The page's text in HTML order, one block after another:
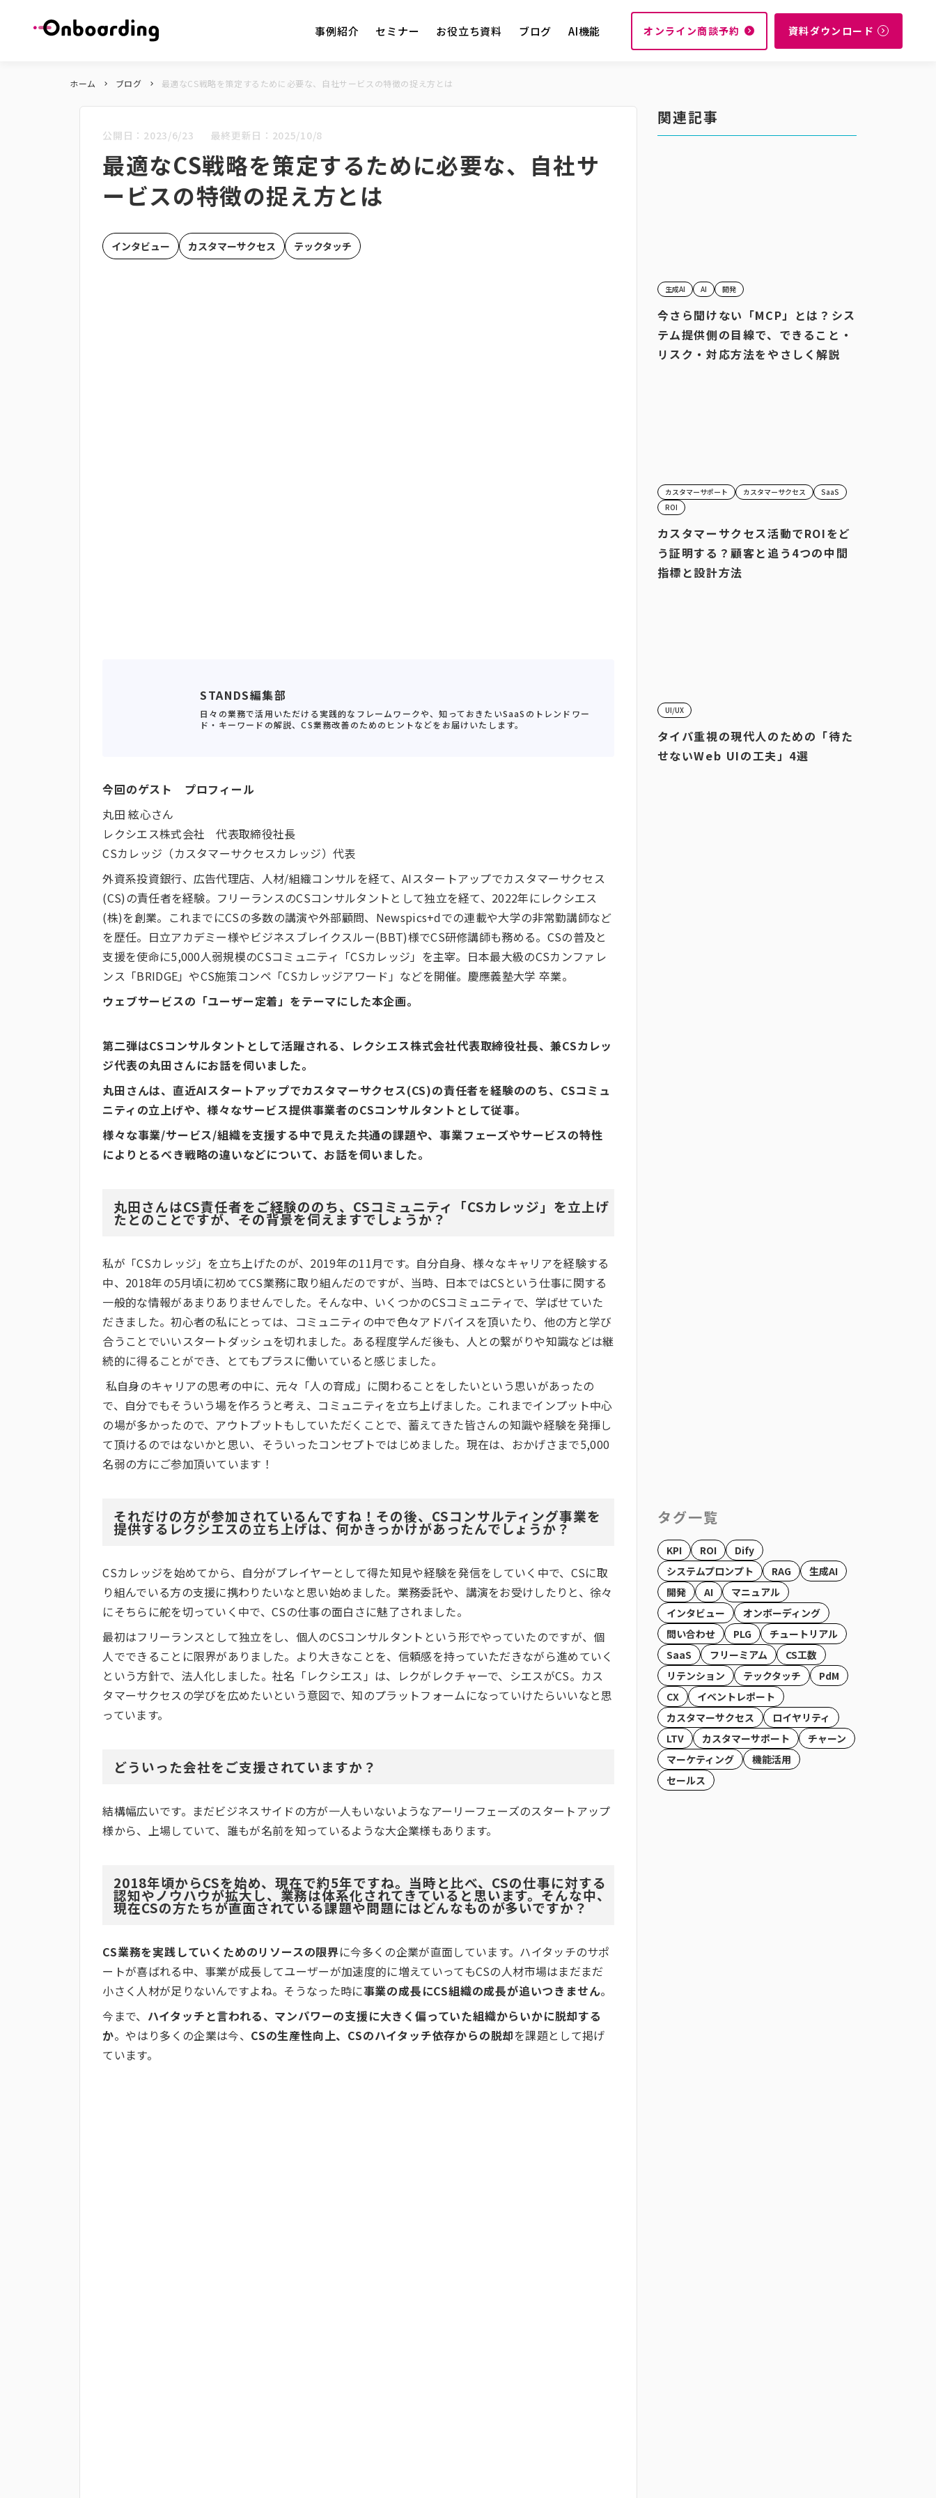
事例紹介 セミナー お役立ち資料 ブログ AI機能 オンライン商談予約 navigate_next 資料ダウンロード navigate_next
ホーム keyboard_arrow_right ブログ keyboard_arrow_right 最適なCS戦略を策定するために必要な、自社サービスの特徴の捉え方とは
公開日： 2023/6/23 最終更新日： 2025/10/8
最適なCS戦略を策定するために必要な、自社サ
ービスの特徴の捉え方とは
インタビュー カスタマーサクセス テックタッチ
STANDS編集部
日々の業務で活用いただける実践的なフレームワークや、知っておきたいSaaSのトレンドワー
ド・キーワードの解説、CS業務改善のためのヒントなどをお届けいたします。
今回のゲスト プロフィール
丸田 絃心さん
レクシエス株式会社 代表取締役社長
CSカレッジ（カスタマーサクセスカレッジ）代表
外資系投資銀行、広告代理店、人材/組織コンサルを経て、AIスタートアップでカスタマーサクセス
(CS)の責任者を経験。フリーランスのCSコンサルタントとして独立を経て、2022年にレクシエス
(株)を創業。これまでにCSの多数の講演や外部顧問、Newspics+dでの連載や大学の非常勤講師など
を歴任。日立アカデミー様やビジネスブレイクスルー(BBT)様でCS研修講師も務める。CSの普及と
支援を使命に5,000人弱規模のCSコミュニティ「CSカレッジ」を主宰。日本最大級のCSカンファレ
ンス「BRIDGE」やCS施策コンペ「CSカレッジアワード」などを開催。慶應義塾大学 卒業。
ウェブサービスの「ユーザー定着」をテーマにした本企画。
第二弾はCSコンサルタントとして活躍される、レクシエス株式会社代表取締役社長、兼CSカレッ
ジ代表の丸田さんにお話を伺いました。
丸田さんは、直近AIスタートアップでカスタマーサクセス(CS)の責任者を経験ののち、CSコミュ
ニティの立上げや、様々なサービス提供事業者のCSコンサルタントとして従事。
様々な事業/サービス/組織を支援する中で見えた共通の課題や、事業フェーズやサービスの特性
によりとるべき戦略の違いなどについて、お話を伺いました。
丸田さんはCS責任者をご経験ののち、CSコミュニティ「CSカレッジ」を立上げ
たとのことですが、その背景を伺えますでしょうか？
私が「CSカレッジ」を立ち上げたのが、2019年の11月です。自分自身、様々なキャリアを経験する
中、2018年の5月頃に初めてCS業務に取り組んだのですが、当時、日本ではCSという仕事に関する
一般的な情報があまりありませんでした。そんな中、いくつかのCSコミュニティで、学ばせていた
だきました。初心者の私にとっては、コミュニティの中で色々アドバイスを頂いたり、他の方と学び
合うことでいいスタートダッシュを切れました。ある程度学んだ後も、人との繋がりや知識などは継
続的に得ることができ、とてもプラスに働いていると感じました。
私自身のキャリアの思考の中に、元々「人の育成」に関わることをしたいという思いがあったの
で、自分でもそういう場を作ろうと考え、コミュニティを立ち上げました。これまでインプット中心
の場が多かったので、アウトプットもしていただくことで、蓄えてきた皆さんの知識や経験を発揮し
て頂けるのではないかと思い、そういったコンセプトではじめました。現在は、おかげさまで5,000
名弱の方にご参加頂いています！
それだけの方が参加されているんですね！その後、CSコンサルティング事業を
提供するレクシエスの立ち上げは、何かきっかけがあったんでしょうか？
CSカレッジを始めてから、自分がプレイヤーとして得た知見や経験を発信をしていく中で、CSに取
り組んでいる方の支援に携わりたいなと思い始めました。業務委託や、講演をお受けしたりと、徐々
にそちらに舵を切っていく中で、CSの仕事の面白さに魅了されました。
最初はフリーランスとして独立をし、個人のCSコンサルタントという形でやっていたのですが、個
人でできることに限界がありました。より大きなことを、信頼感を持っていただきながら進めていく
という方針で、法人化しました。社名「レクシエス」は、レクがレクチャーで、シエスがCS。カス
タマーサクセスの学びを広めたいという意図で、知のプラットフォームになっていけたらいいなと思
っています。
どういった会社をご支援されていますか？
結構幅広いです。まだビジネスサイドの方が一人もいないようなアーリーフェーズのスタートアップ
様から、上場していて、誰もが名前を知っているような大企業様もあります。
2018年頃からCSを始め、現在で約5年ですね。当時と比べ、CSの仕事に対する
認知やノウハウが拡大し、業務は体系化されてきていると思います。そんな中、
現在CSの方たちが直面されている課題や問題にはどんなものが多いですか？
CS業務を実践していくためのリソースの限界に今多くの企業が直面しています。ハイタッチのサポ
ートが喜ばれる中、事業が成長してユーザーが加速度的に増えていってもCSの人材市場はまだまだ
小さく人材が足りないんですよね。そうなった時に事業の成長にCS組織の成長が追いつきません。
今まで、 ハイタッチと言われる、マンパワーの支援に大きく偏っていた組織からいかに脱却する
か。やはり多くの企業は今、 CSの生産性向上、CSのハイタッチ依存からの脱却を課題として掲げ
ています。
関連記事
生成AI AI 開発
今さら聞けない「MCP」とは？シス
テム提供側の目線で、できること・
リスク・対応方法をやさしく解説
カスタマーサポート カスタマーサクセス
SaaS
ROI
カスタマーサクセス活動でROIをど
う証明する？顧客と追う4つの中間
指標と設計方法
UI/UX
タイパ重視の現代人のための「待た
せないWeb UIの工夫」4選
タグ一覧
KPI ROI
Dify
システムプロンプト
RAG
生成AI
開発
AI
マニュアル
インタビュー
オンボーディング
問い合わせ
PLG
チュートリアル
SaaS
フリーミアム
CS工数
リテンション
テックタッチ
PdM
CX
イベントレポート
カスタマーサクセス
ロイヤリティ
LTV
カスタマーサポート
チャーン
マーケティング
機能活用
セールス